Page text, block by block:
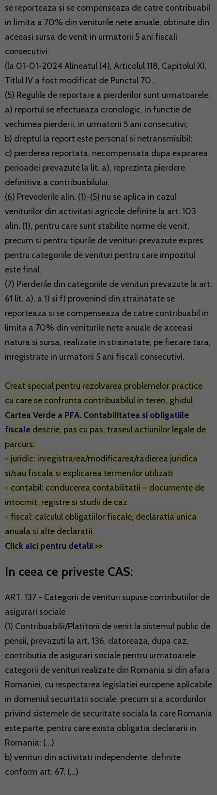
se reporteaza si se compenseaza de catre contribuabil
in limita a 70% din veniturile nete anuale, obtinute din
aceeasi sursa de venit in urmatorii 5 ani fiscali
consecutivi.
(la 01-01-2024 Alineatul (4), Articolul 118, Capitolul XI,
Titlul IV a fost modificat de Punctul 70.,
(5) Regulile de reportare a pierderilor sunt urmatoarele:
a) reportul se efectueaza cronologic, in functie de
vechimea pierderii, in urmatorii 5 ani consecutivi;
b) dreptul la report este personal si netransmisibil;
c) pierderea reportata, necompensata dupa expirarea
perioadei prevazute la lit. a), reprezinta pierdere
definitiva a contribuabilului.
(6) Prevederile alin. (1)-(5) nu se aplica in cazul
veniturilor din activitati agricole definite la art. 103
alin. (1), pentru care sunt stabilite norme de venit,
precum si pentru tipurile de venituri prevazute expres
pentru categoriile de venituri pentru care impozitul
este final.
(7) Pierderile din categoriile de venituri prevazute la art.
61 lit. a), a 1) si f) provenind din strainatate se
reporteaza si se compenseaza de catre contribuabil in
limita a 70% din veniturile nete anuale de aceeasi
natura si sursa, realizate in strainatate, pe fiecare tara,
inregistrate in urmatorii 5 ani fiscali consecutivi.
Creat special pentru rezolvarea problemelor practice
cu care se confrunta contribuabilul in teren, ghidul
Cartea Verde a PFA. Contabilitatea si obligatiile
fiscale descrie, pas cu pas, traseul actiunilor legale de
parcurs:
- juridic: inregistrarea/modificarea/radierea juridica
si/sau fiscala si explicarea termenilor utilizati
- contabil: conducerea contabilitatii – documente de
intocmit, registre si studii de caz
- fiscal: calculul obligatiilor fiscale, declaratia unica
anuala si alte declaratii.
Click aici pentru detalii >>
In ceea ce priveste CAS:
ART. 137 - Categorii de venituri supuse contributiilor de
asigurari sociale
(1) Contribuabilii/Platitorii de venit la sistemul public de
pensii, prevazuti la art. 136, datoreaza, dupa caz,
contributia de asigurari sociale pentru urmatoarele
categorii de venituri realizate din Romania si din afara
Romaniei, cu respectarea legislatiei europene aplicabile
in domeniul securitatii sociale, precum si a acordurilor
privind sistemele de securitate sociala la care Romania
este parte, pentru care exista obligatia declararii in
Romania: (...)
b) venituri din activitati independente, definite
conform art. 67, (...)